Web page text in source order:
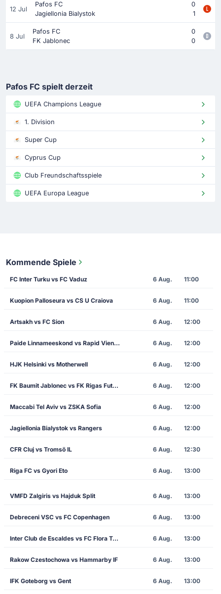
12 Jul
Pafos FC
0
Jagiellonia Bialystok
1
8 Jul
Pafos FC
0
FK Jablonec
0
Pafos FC spielt derzeit
UEFA Champions League
1. Division
Super Cup
Cyprus Cup
Club Freundschaftsspiele
UEFA Europa League
Kommende Spiele
FC Inter Turku vs FC Vaduz 6 Aug. 11:00
Kuopion Palloseura vs CS U Craiova 6 Aug. 11:00
Artsakh vs FC Sion 6 Aug. 12:00
Paide Linnameeskond vs Rapid Vienna 6 Aug. 12:00
HJK Helsinki vs Motherwell 6 Aug. 12:00
FK Baumit Jablonec vs FK Rigas Futbola Skola 6 Aug. 12:00
Maccabi Tel Aviv vs ZSKA Sofia 6 Aug. 12:00
Jagiellonia Bialystok vs Rangers 6 Aug. 12:00
CFR Cluj vs Tromsö IL 6 Aug. 12:30
Riga FC vs Gyori Eto 6 Aug. 13:00
VMFD Zalgiris vs Hajduk Split 6 Aug. 13:00
Debreceni VSC vs FC Copenhagen 6 Aug. 13:00
Inter Club de Escaldes vs FC Flora Tallinn 6 Aug. 13:00
Rakow Czestochowa vs Hammarby IF 6 Aug. 13:00
IFK Goteborg vs Gent 6 Aug. 13:00